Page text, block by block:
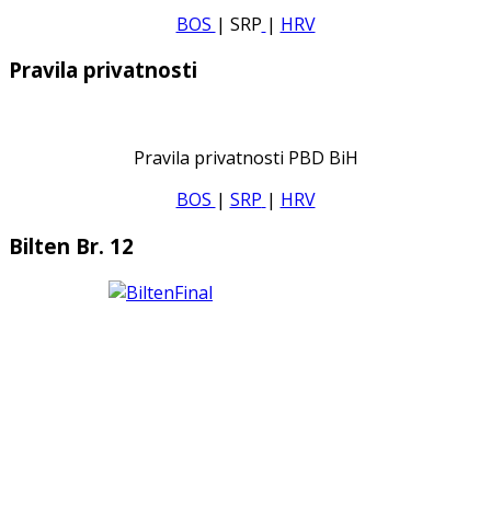
BOS | SRP | HRV
Pravila privatnosti
Pravila privatnosti PBD BiH
BOS | SRP | HRV
Bilten Br. 12